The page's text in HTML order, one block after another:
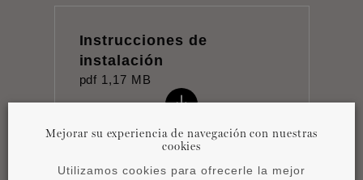
Instrucciones de
instalación
pdf 1,17 MB
Mejorar su experiencia de navegación con nuestras
cookies
Utilizamos cookies para ofrecerle la mejor